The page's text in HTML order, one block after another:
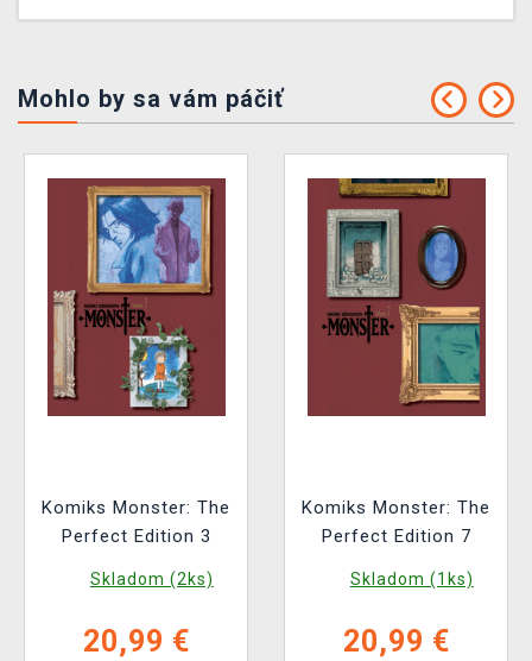
Mohlo by sa vám páčiť
Komiks Monster: The
Perfect Edition 3
Skladom (2ks)
20,99 €
Komiks Monster: The
Perfect Edition 7
Skladom (1ks)
20,99 €